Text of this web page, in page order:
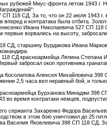
рубежей Миус-фронта летом 1943 г.
118 СД. За то, что он 22 июля 1943
и контратака была отбита.
Ивана Николаевича 527 СП
ворвались на высоту,
СД, старшину Бурдакова Ивана
СД красноармейца Лялина Степана
забросал окоп противника
Косолапова Алексея Михайловича
2,5 часа вел неравный бой, и
Бурханова Минаджи 398
время контратаки немцев,
сержанта Захаренко Федора
в этом бою уничтожил до 25
Василия Яковлевича 398 СП 118 СД.